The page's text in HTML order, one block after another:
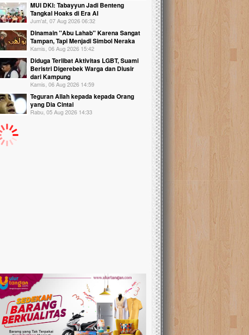
MUI DKI: Tabayyun Jadi Benteng
Tangkal Hoaks di Era AI
Jum'at, 07 Aug 2026 06:32
Dinamain ''Abu Lahab'' Karena Sangat
Tampan, Tapi Menjadi Simbol Neraka
Kamis, 06 Aug 2026 15:42
Diduga Terlibat Aktivitas LGBT, Suami
Beristri Digerebek Warga dan Diusir
dari Kampung
Kamis, 06 Aug 2026 14:59
Teguran Allah kepada kepada Orang
yang Dia Cintai
Rabu, 05 Aug 2026 14:33